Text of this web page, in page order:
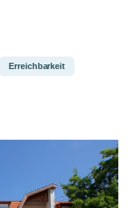
Erreichbarkeit